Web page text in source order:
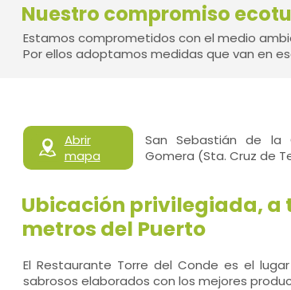
Nuestro compromiso
Estamos comprometidos con el medio
Por ellos adoptamos medidas que van en
Abrir
mapa
San Sebastián de la
Gomera (Sta. Cruz de
Ubicación privilegiada, a
metros del Puerto
El Restaurante Torre del Conde es el
sabrosos elaborados con los mejores